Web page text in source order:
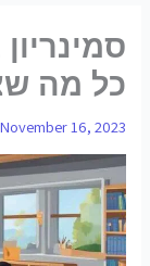
כל מה
November 16, 2023